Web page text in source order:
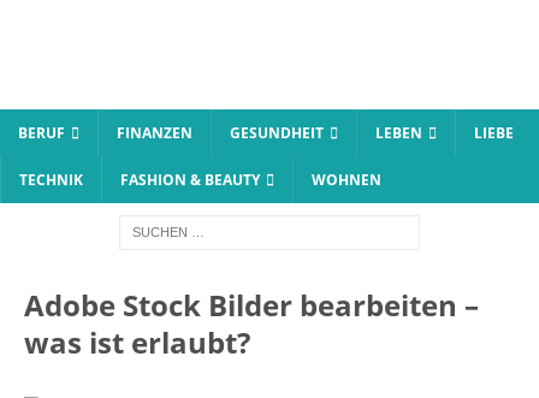
BERUF FINANZEN GESUNDHEIT LEBEN LIEBE
TECHNIK FASHION & BEAUTY WOHNEN
Adobe Stock Bilder bearbeiten –
was ist erlaubt?